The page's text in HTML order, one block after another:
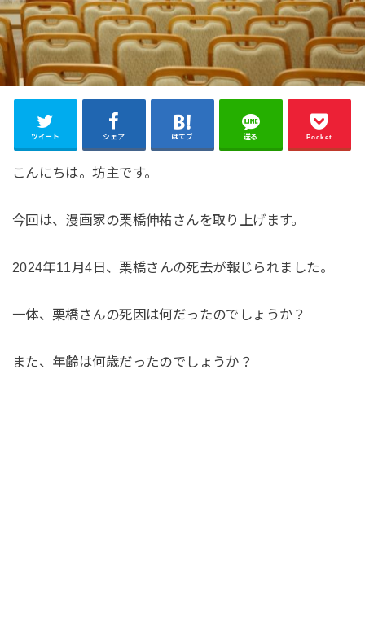
ツイート シェア はてブ 送る Pocket
こんにちは。坊主です。
今回は、漫画家の栗橋伸祐さんを取り上げます。
2024年11月4日、栗橋さんの死去が報じられました。
一体、栗橋さんの死因は何だったのでしょうか？
また、年齢は何歳だったのでしょうか？